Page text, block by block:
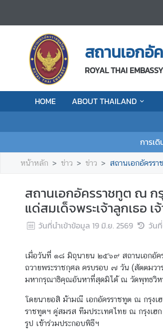
สถานเอกอั
ROYAL THAI
HOME ABOUT THAILAND
การเ
M
A
O
T
H
L
A
N
D
T
H
I
-
D
หน้าหลัก ข่าว ข่าว สถานเอกอัครราชทูต
สถานเอกอัครราชทูต ณ
แด่สมเด็จพระเจ้าลูกเธอ
วันที่นำเข้าข้อมูล 19 มิ.ย. 2569 วัน
เมื่อวันที่ ๑๘ มิถุนายน ๒๕๖๙ สถานเอกอัค
ถวายพระราชกุศล ครบรอบ ๗ วัน (สัตตมวา
มหากรุณาธิคุณอันหาที่สุดมิได้ ณ วัดพุทธวิห
โดยนายอสิ ม้ามณี เอกอัครราชทูต ณ กรุงเ
ราชทูตฯ คู่สมรส ทีมประเทศไทย ณ กรุงเฮ
รูป เข้าร่วมประกอบพิธีฯ